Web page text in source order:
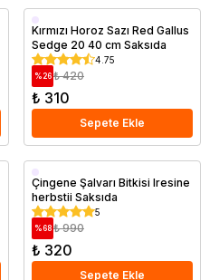
Saksıda
Kırmızı Horoz Sazı Red Gallus
Sedge 20 40 cm Saksıda
4.75
%26 ₺ 420
₺ 310
Sepete Ekle
Saksıda
Çingene Şalvarı Bitkisi Iresine
herbstii Saksıda
5
% 68 ₺ 990
₺ 320
Sepete Ekle